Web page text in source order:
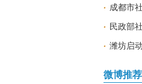
成都市
民政部
潍坊启
微博推荐